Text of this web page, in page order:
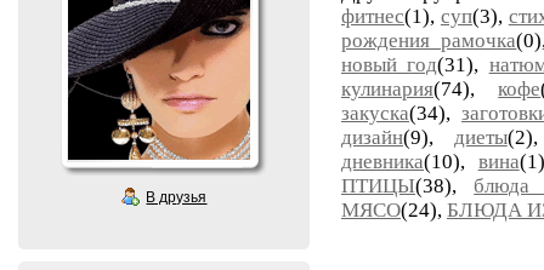
В друзья
фитнес(1), суп(3),
рождения рамочка
новый год(31),
кулинария(74),кофе
закуска(34),
дизайн(9), диеты
дневника(10), вина
ПТИЦЫ(38),блюда
МЯСО(24), БЛЮДА